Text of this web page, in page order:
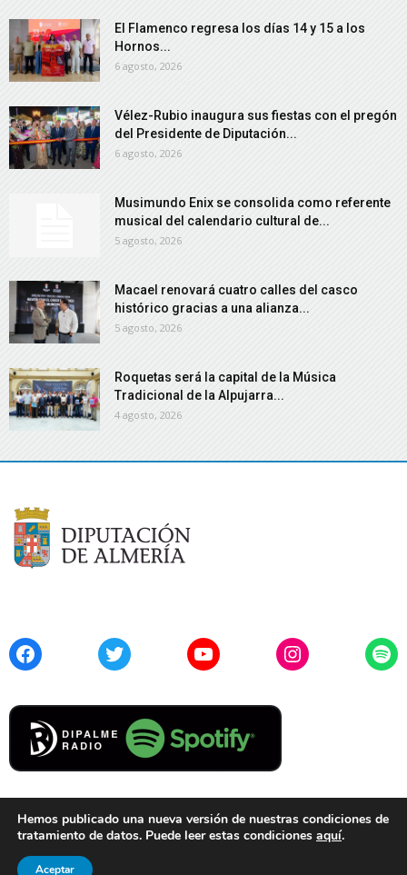
El Flamenco regresa los días 14 y 15 a los
Hornos...
6 agosto, 2026
Vélez-Rubio inaugura sus fiestas con el pregón
del Presidente de Diputación...
6 agosto, 2026
Musimundo Enix se consolida como referente
musical del calendario cultural de...
5 agosto, 2026
Macael renovará cuatro calles del casco
histórico gracias a una alianza...
5 agosto, 2026
Roquetas será la capital de la Música
Tradicional de la Alpujarra...
4 agosto, 2026
FacebookTwitter YouTubeInstagram
Cookies
Hemos publicado una nueva versión de nuestras condiciones de
tratamiento de datos. Puede leer estas condiciones aquí.
Aceptar